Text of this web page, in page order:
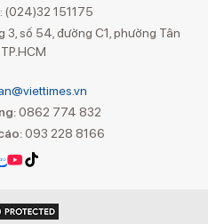
(024)32 151175
3, số 54, đường C1, phường Tân
0862 774 832
093 228 8166